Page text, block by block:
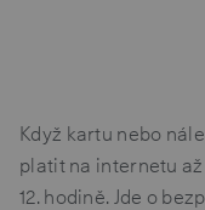
Když kartu nebo
platit na internetu
12. hodině. Jde o